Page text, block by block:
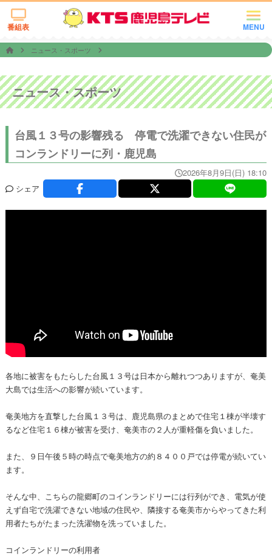
MENU
番組表
ニュース・スポーツ
ニュース・スポーツ
台風１３号の影響残る 停電で洗濯できない住民が
コンランドリーに列・鹿児島
2026年8月9日(日) 18:10
シェア
各地に被害をもたらした台風１３号は日本から離れつつありますが、奄美
大島では生活への影響が続いています。
奄美地方を直撃した台風１３号は、鹿児島県のまとめで住宅１棟が半壊す
るなど住宅１６棟が被害を受け、奄美市の２人が重軽傷を負いました。
また、９日午後５時の時点で奄美地方の約８４００戸では停電が続いてい
ます。
そんな中、こちらの龍郷町のコインランドリーには行列ができ、電気が使
えず自宅で洗濯できない地域の住民や、隣接する奄美市からやってきた利
用者たちがたまった洗濯物を洗っていました。
コインランドリーの利用者